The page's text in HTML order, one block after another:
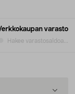
varasto
Hakee varastosaldoa...